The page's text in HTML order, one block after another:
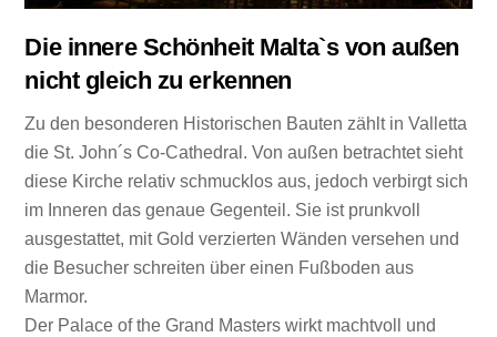
Die innere Schönheit Malta`s von außen
nicht gleich zu erkennen
Zu den besonderen Historischen Bauten zählt in Valletta
die St. John´s Co-Cathedral. Von außen betrachtet sieht
diese Kirche relativ schmucklos aus, jedoch verbirgt sich
im Inneren das genaue Gegenteil. Sie ist prunkvoll
ausgestattet, mit Gold verzierten Wänden versehen und
die Besucher schreiten über einen Fußboden aus
Marmor.
Der Palace of the Grand Masters wirkt machtvoll und